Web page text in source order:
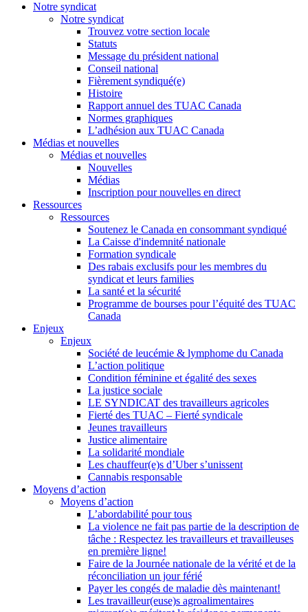
Notre syndicat
Notre syndicat
Trouvez votre section locale
Statuts
Message du président national
Conseil national
Fièrement syndiqué(e)
Histoire
Rapport annuel des TUAC Canada
Normes graphiques
L’adhésion aux TUAC Canada
Médias et nouvelles
Médias et nouvelles
Nouvelles
Médias
Inscription pour nouvelles en direct
Ressources
Ressources
Soutenez le Canada en consommant syndiqué
La Caisse d'indemnité nationale
Formation syndicale
Des rabais exclusifs pour les membres du
syndicat et leurs families
La santé et la sécurité
Programme de bourses pour l’équité des TUAC
Canada
Enjeux
Enjeux
Société de leucémie & lymphome du Canada
L’action politique
Condition féminine et égalité des sexes
La justice sociale
LE SYNDICAT des travailleurs agricoles
Fierté des TUAC – Fierté syndicale
Jeunes travailleurs
Justice alimentaire
La solidarité mondiale
Les chauffeur(e)s d’Uber s’unissent
Cannabis responsable
Moyens d’action
Moyens d’action
L’abordabilité pour tous
La violence ne fait pas partie de la description de
tâche : Respectez les travailleurs et travailleuses
en première ligne!
Faire de la Journée nationale de la vérité et de la
réconciliation un jour férié
Payer les congés de maladie dès maintenant!
Les travailleur(euse)s agroalimentaires